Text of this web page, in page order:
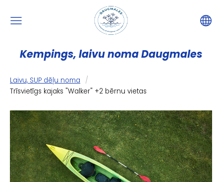
Kempings, laivu noma Daugmales
Laivu, SUP dēļu noma
Trīsvietīgs kajaks "Walker" +2 bērnu vietas